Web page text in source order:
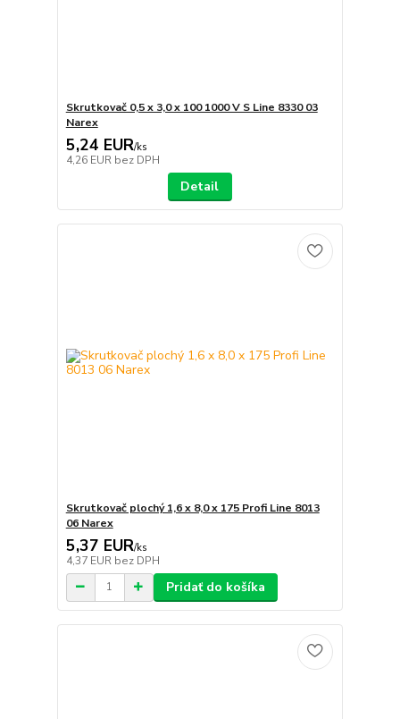
Skrutkovač 0,5 x 3,0 x 100 1000 V S Line 8330 03
Narex
5,24 EUR/ks
4,26 EUR bez DPH
Detail
Skrutkovač plochý 1,6 x 8,0 x 175 Profi Line 8013
06 Narex
5,37 EUR/ks
4,37 EUR bez DPH
Pridať do košíka